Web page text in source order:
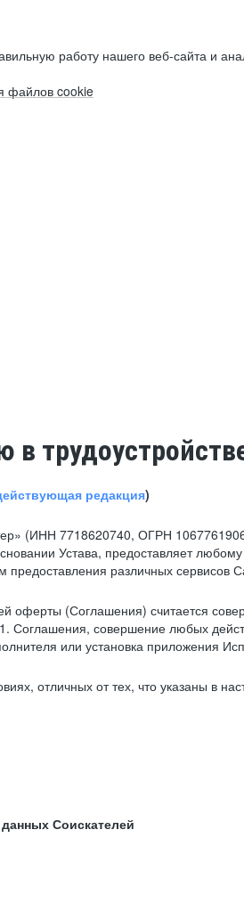
работу нашего веб-сайта и
файлов cookie
в
редакция)
(ИНН 7718620740, ОГРН
Устава, предоставляет
предоставления различных сервисов
оферты (Соглашения) считается
Соглашения, совершение любых
или установка приложения
отличных от тех, что указаны в
Соискателей